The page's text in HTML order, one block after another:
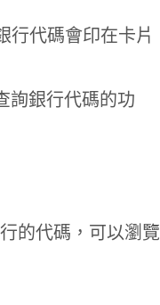
行代碼會印在卡片
詢銀行代碼的功
的代碼，可以瀏覽